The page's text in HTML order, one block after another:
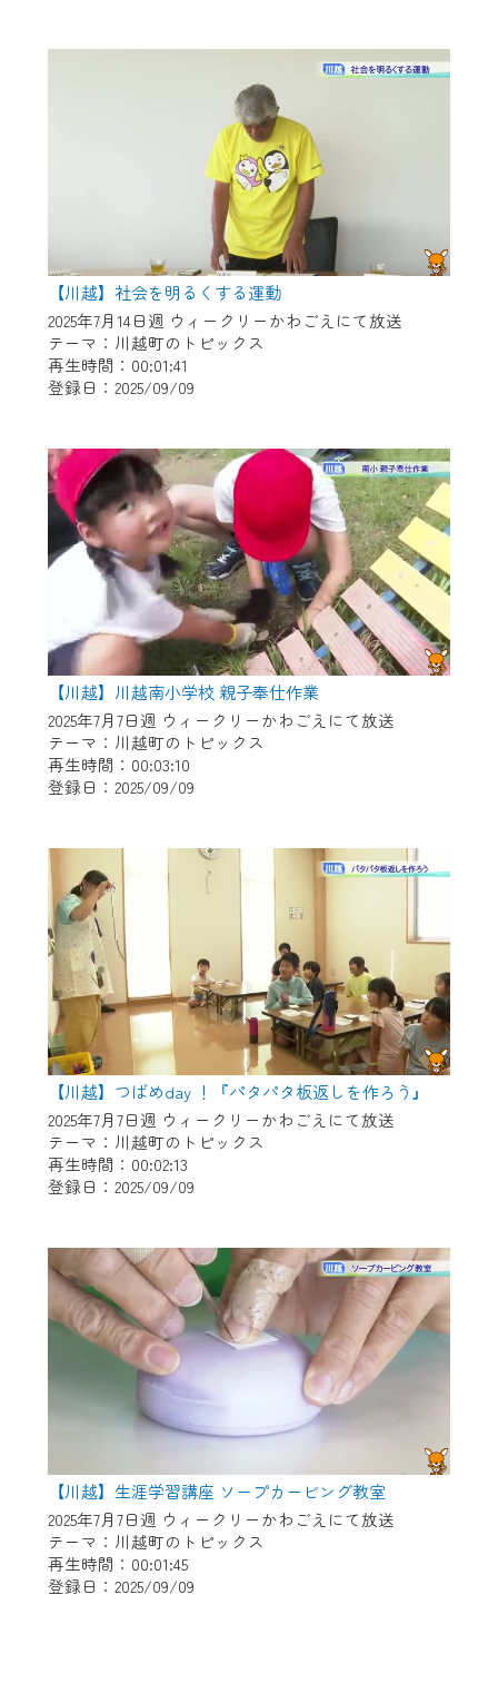
【川越】社会を明るくする運動
2025年7月14日週 ウィークリーかわごえにて放送
テーマ：川越町のトピックス
再生時間：00:01:41
登録日：2025/09/09
【川越】川越南小学校 親子奉仕作業
2025年7月7日週 ウィークリーかわごえにて放送
テーマ：川越町のトピックス
再生時間：00:03:10
登録日：2025/09/09
【川越】つばめday ！『パタパタ板返しを作ろう』
2025年7月7日週 ウィークリーかわごえにて放送
テーマ：川越町のトピックス
再生時間：00:02:13
登録日：2025/09/09
【川越】生涯学習講座 ソープカービング教室
2025年7月7日週 ウィークリーかわごえにて放送
テーマ：川越町のトピックス
再生時間：00:01:45
登録日：2025/09/09